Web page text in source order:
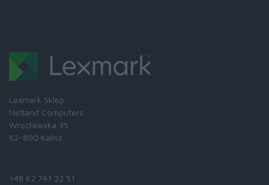
Lexmark Sklep
Netland Computers
Wrocławska 35
62-800 Kalisz
+48 62 741 22 51